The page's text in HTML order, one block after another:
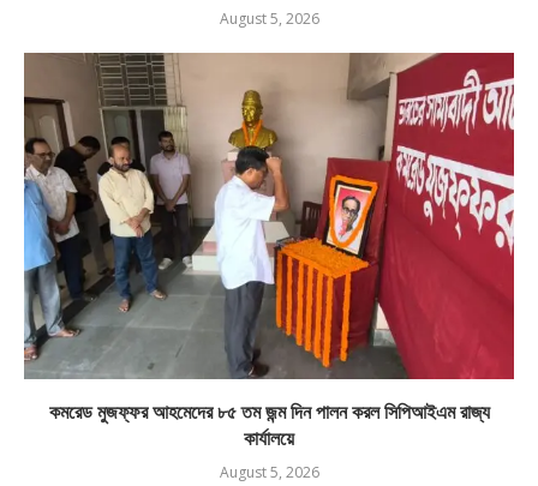
August 5, 2026
কমরেড মুজফ্ফর আহমেদের ৮৫ তম জন্ম দিন পালন করল সিপিআইএম রাজ্য
কার্যালয়ে
August 5, 2026